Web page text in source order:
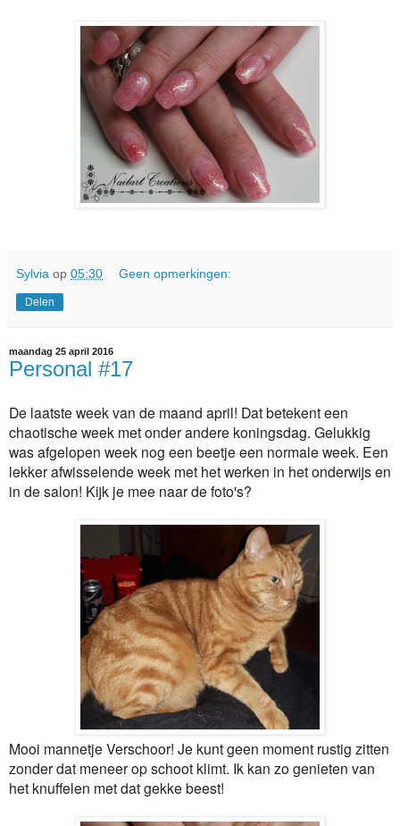
Sylvia op 05:30 Geen opmerkingen:
Delen
maandag 25 april 2016
Personal #17
De laatste week van de maand april! Dat betekent een
chaotische week met onder andere koningsdag. Gelukkig
was afgelopen week nog een beetje een normale week. Een
lekker afwisselende week met het werken in het onderwijs en
in de salon! Kijk je mee naar de foto's?
Mooi mannetje Verschoor! Je kunt geen moment rustig zitten
zonder dat meneer op schoot klimt. Ik kan zo genieten van
het knuffelen met dat gekke beest!